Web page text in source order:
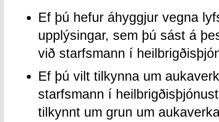
Ef þú hefur áhyggjur vegna
upplýsingar, sem þú sást á
við starfsmann í
Ef þú vilt tilkynna um
starfsmann í
tilkynnt um grun um